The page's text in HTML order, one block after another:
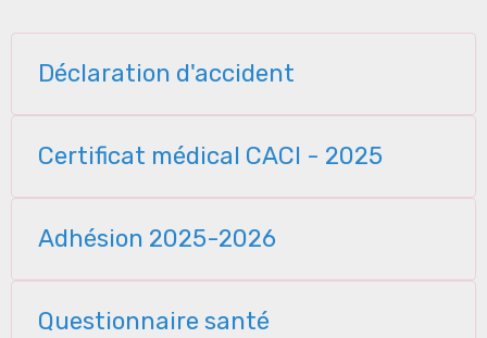
Déclaration d'accident
Certificat médical CACI - 2025
Adhésion 2025-2026
Questionnaire santé